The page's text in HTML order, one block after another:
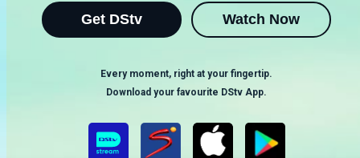
Get DStv Watch Now
Every moment, right at your fingertip.
Download your favourite DStv App.